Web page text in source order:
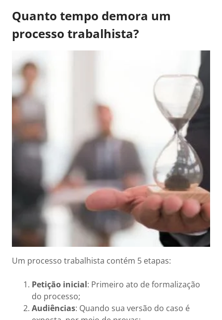
Quanto tempo demora um
processo trabalhista?
Um processo trabalhista contém 5 etapas:
Petição inicial: Primeiro ato de formalização
do processo;
Audiências: Quando sua versão do caso é